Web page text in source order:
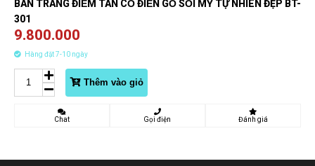
BÀN TRANG ĐIỂM TÂN CỔ ĐIỂN GỖ SỒI MỸ TỰ NHIÊN ĐẸP BT-
301
9.800.000
Hàng đặt 7-10 ngày
Thêm vào giỏ
Chat Gọi điện Đánh giá